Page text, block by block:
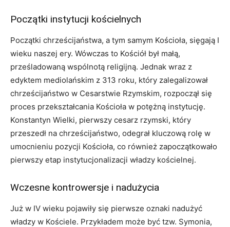
Początki instytucji kościelnych
Początki chrześcijaństwa, a tym samym Kościoła, sięgają I
wieku naszej ery. Wówczas to Kościół był małą,
prześladowaną wspólnotą religijną. Jednak wraz z
edyktem mediolańskim z 313 roku, który zalegalizował
chrześcijaństwo w Cesarstwie Rzymskim, rozpoczął się
proces przekształcania Kościoła w potężną instytucję.
Konstantyn Wielki, pierwszy cesarz rzymski, który
przeszedł na chrześcijaństwo, odegrał kluczową rolę w
umocnieniu pozycji Kościoła, co również zapoczątkowało
pierwszy etap instytucjonalizacji władzy kościelnej.
Wczesne kontrowersje i nadużycia
Już w IV wieku pojawiły się pierwsze oznaki nadużyć
władzy w Kościele. Przykładem może być tzw. Symonia,